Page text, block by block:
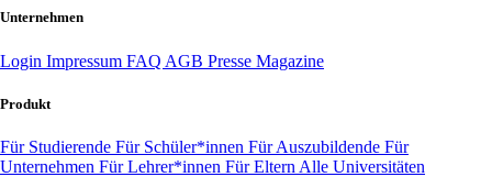
Unternehmen
Login Impressum FAQ AGB Presse Magazine
Produkt
Für Studierende Für Schüler*innen Für Auszubildende Für
Unternehmen Für Lehrer*innen Für Eltern Alle Universitäten